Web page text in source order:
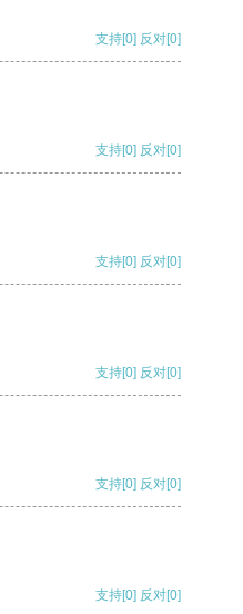
支持[0] 反对[0]
支持[0] 反对[0]
支持[0] 反对[0]
支持[0] 反对[0]
支持[0] 反对[0]
支持[0] 反对[0]